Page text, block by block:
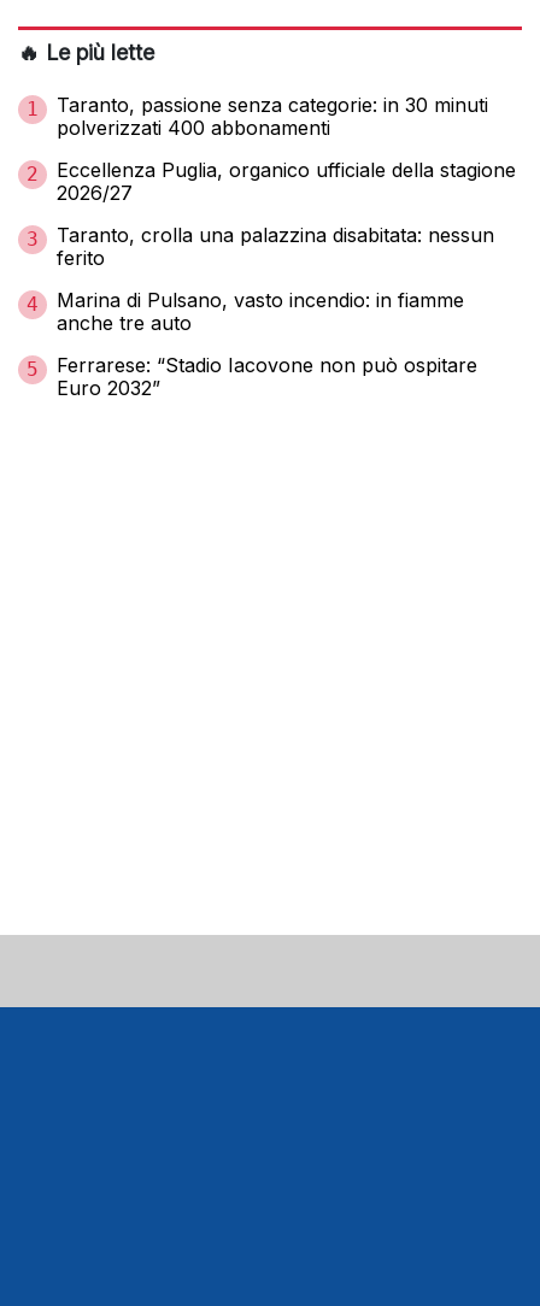
🔥 Le più lette
1
Taranto, passione senza categorie: in 30 minuti
polverizzati 400 abbonamenti
2
Eccellenza Puglia, organico ufficiale della stagione
2026/27
3
Taranto, crolla una palazzina disabitata: nessun
ferito
4
Marina di Pulsano, vasto incendio: in fiamme
anche tre auto
5
Ferrarese: “Stadio Iacovone non può ospitare
Euro 2032”